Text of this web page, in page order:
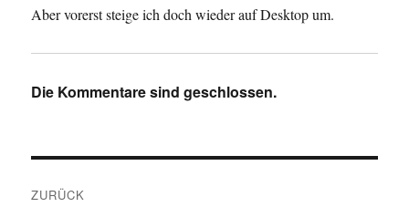
Aber vorerst steige ich doch wieder auf Desktop um.
Die Kommentare sind geschlossen.
ZURÜCK